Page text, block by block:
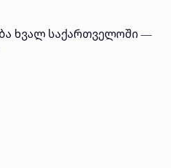
ხვალ საქართველოში —